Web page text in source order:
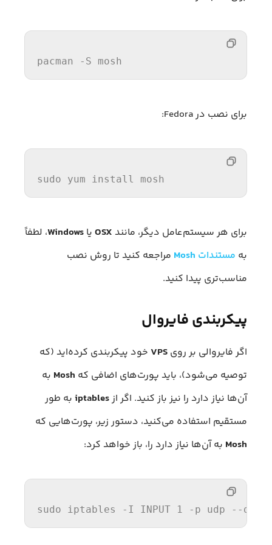
pacman -S mosh
برای نصب در Fedora:
sudo yum install mosh
برای هر سیستم‌عامل دیگر، مانند OSX یا Windows، لطفاً
به مستندات Mosh مراجعه کنید تا روش نصب
مناسب‌تری پیدا کنید.
پیکربندی فایروال
اگر فایروالی بر روی VPS خود پیکربندی کرده‌اید (که
توصیه می‌شود)، باید پورت‌های اضافی که Mosh به
آن‌ها نیاز دارد را نیز باز کنید. اگر ازiptables به طور
مستقیم استفاده می‌کنید، دستور زیر، پورت‌هایی که
Mosh به آن‌ها نیاز دارد را، باز خواهد کرد:
sudo iptables - I INPUT 1 - p udp --